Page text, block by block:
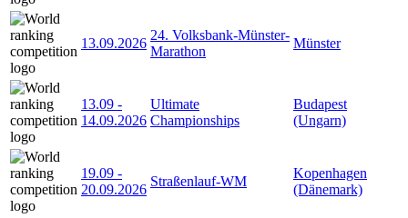
13.09.2026
24. Volksbank-Münster-
Marathon
Münster
13.09 -
14.09.2026
Ultimate
Championships
Budapest
(Ungarn)
19.09 -
20.09.2026
Straßenlauf-WM
Kopenhagen
(Dänemark)